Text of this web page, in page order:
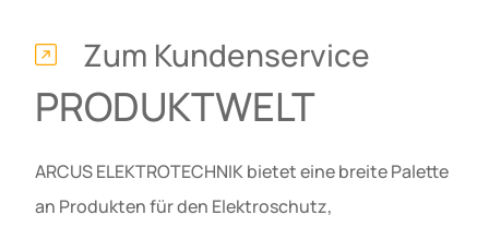
Zum Kundenservice
PRODUKTWELT
ARCUS ELEKTROTECHNIK bietet eine breite Palette
an Produkten für den Elektroschutz,